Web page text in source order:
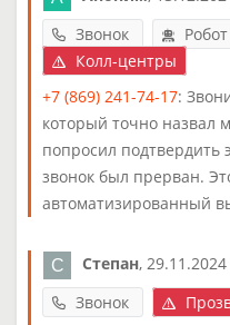
Звонок
Колл-центры
+7 (869) 241-74-17:
который точно назвал
попросил подтвердить
звонок был прерван.
автоматизированный
Степан, 29.11.2024
Звонок